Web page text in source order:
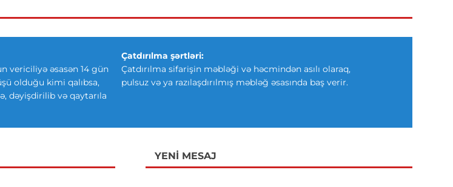
vericiliyə əsasən 14 gün
olduğu kimi qalıbsa,
dəyişdirilib və qaytarıla
Çatdırılma şərtləri:
Çatdırılma sifarişin məbləği və həcmindən asılı olaraq,
pulsuz və ya razılaşdırılmış məbləğ əsasında baş verir.
YENI MESAJ